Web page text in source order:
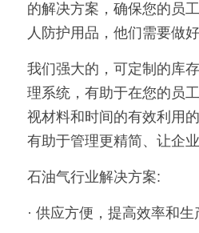
联系我们
的解决方案，确保您的员
人防护用品，他们需要做
我们强大的，可定制的库
理系统，有助于在您的员
视材料和时间的有效利用
有助于管理更精简、让企
石油气行业解决方案:
· 供应方便，提高效率和生